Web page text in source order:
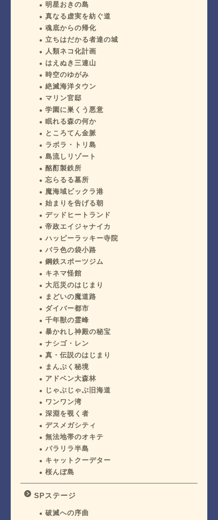
明星おきの島
真なる虚実を紡ぐ道
魂底からの帰化
立ちはだかる者達の城
人類ネコ化計画
はえぬき三連山
時空のゆがみ
絶滅海洋タウン
マリン官邸
学園に巣くう悪意
眠れる森の何か
ところてん金脈
ラボラ・トリ島
島流しリゾート
酩酊製鉄所
忘らるる墓所
魔海域ビックラ港
始まりを告げる朝
デッドヒートランド
帝政エイジャナイカ
ハッピーラッキー寺院
バラ色の袋小路
鋼鉄スポーツジム
キネマ怪館
大厄災のはじまり
まどいの魔道路
ダイバー都市
千年獣の霊峰
暴かれし神殿の秘宝
ナシゴ・レン
真・伝説のはじまり
まんぷく秘境
アドベン大森林
じゃぶじゃぶ旧海道
ワンワン湾
深淵を覗く者
デスメガシティ
無法地帯のオキテ
パラリラ半島
キャットクーデター
桜んぼ島
SPステージ
破滅への序曲